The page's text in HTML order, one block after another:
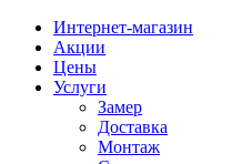
Интернет-магазин
Акции
Цены
Услуги
Замер
Доставка
Монтаж